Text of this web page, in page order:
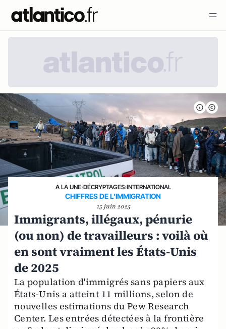
A LA UNE›DÉCRYPTAGES›INTERNATIONAL
CHIFFRES DE L'IMMIGRATION
15 juin 2025
Immigrants, illégaux, pénurie
(ou non) de travailleurs : voilà où
en sont vraiment les États-Unis
de 2025
La population d'immigrés sans papiers aux
États-Unis a atteint 11 millions, selon de
nouvelles estimations du Pew Research
Center. Les entrées détectées à la frontière